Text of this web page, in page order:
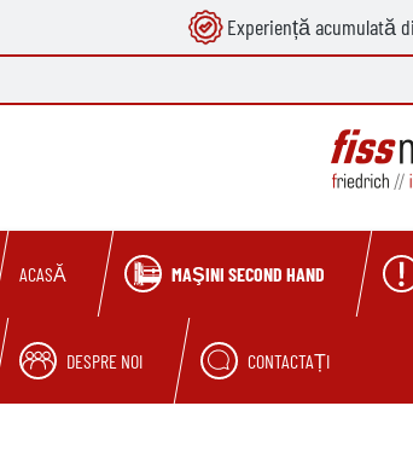
Sari la navigarea principalăExperiență acumulată
ACASĂ MAŞINI SECOND HAND
DESPRE NOI CONTACTAȚI